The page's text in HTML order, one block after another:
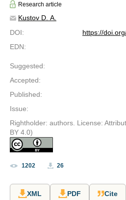
Research article
Kustov D. A.
DOI:
https://
EDN:
Suggested:
Accepted:
Published:
Issue:
Rightholder: authors. License:
BY 4.0)
1202 26
XML PDF Cite